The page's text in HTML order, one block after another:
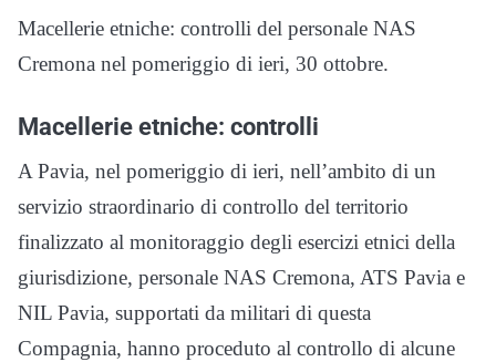
Macellerie etniche: controlli del personale NAS
Cremona nel pomeriggio di ieri, 30 ottobre.
Macellerie etniche: controlli
A Pavia, nel pomeriggio di ieri, nell’ambito di un
servizio straordinario di controllo del territorio
finalizzato al monitoraggio degli esercizi etnici della
giurisdizione, personale NAS Cremona, ATS Pavia e
NIL Pavia, supportati da militari di questa
Compagnia, hanno proceduto al controllo di alcune